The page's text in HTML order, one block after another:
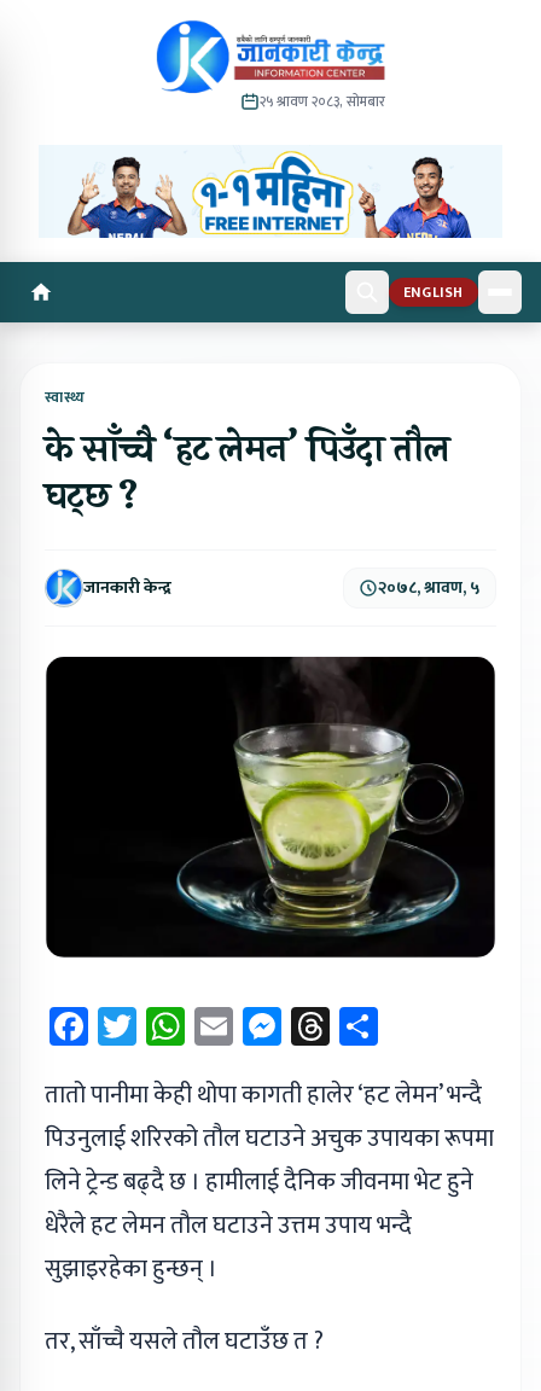
२५ श्रावण २०८३, सोमबार
ENGLISH
स्वास्थ्य
के साँच्चै ‘हट लेमन’ पिउँदा तौल
घट्छ ?
जानकारी केन्द्र २०७८, श्रावण, ५
Facebook
Twitter
WhatsApp
EmailMessenger
Threads
तातो पानीमा केही थोपा कागती हालेर ‘हट लेमन’ भन्दै
पिउनुलाई शरिरको तौल घटाउने अचुक उपायका रूपमा
लिने ट्रेन्ड बढ्दै छ । हामीलाई दैनिक जीवनमा भेट हुने
धेरैले हट लेमन तौल घटाउने उत्तम उपाय भन्दै
सुझाइरहेका हुन्छन् ।
तर, साँच्चै यसले तौल घटाउँछ त ?